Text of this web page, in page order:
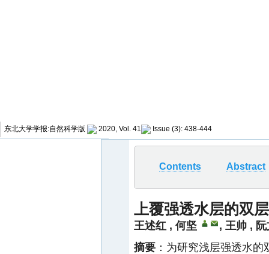
东北大学学报:自然科学版 2020, Vol. 41 Issue (3): 438-444
Contents Abstract
上覆强透水层的双
王述红 , 何坚 , 王帅 ,
摘要 ：为研究浅层强透水